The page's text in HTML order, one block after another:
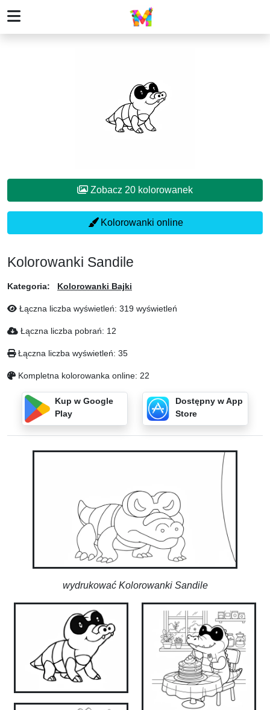
Zobacz 20 kolorowanek
Kolorowanki online
Kolorowanki Sandile
Kategoria: Kolorowanki Bajki
Łączna liczba wyświetleń: 319 wyświetleń
Łączna liczba pobrań: 12
Łączna liczba wyświetleń: 35
Kompletna kolorowanka online: 22
Kup w Google
Play
Dostępny w App
Store
wydrukować Kolorowanki Sandile